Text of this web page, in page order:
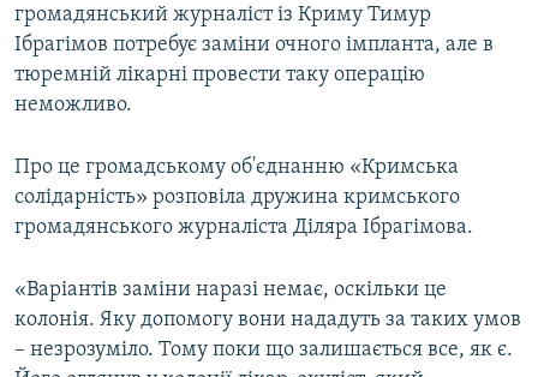
громадянський журналіст із Криму Тимур
Ібрагімов потребує заміни очного імпланта, але в
тюремній лікарні провести таку операцію
неможливо.
Про це громадському об'єднанню «Кримська
солідарність» розповіла дружина кримського
громадянського журналіста Діляра Ібрагімова.
«Варіантів заміни наразі немає, оскільки це
колонія. Яку допомогу вони нададуть за таких умов
– незрозуміло. Тому поки що залишається все, як є.